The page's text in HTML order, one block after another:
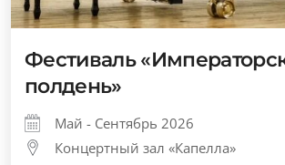
Фестиваль
полдень»
Май - Сентябрь 2026
Концертный зал «Капелла»